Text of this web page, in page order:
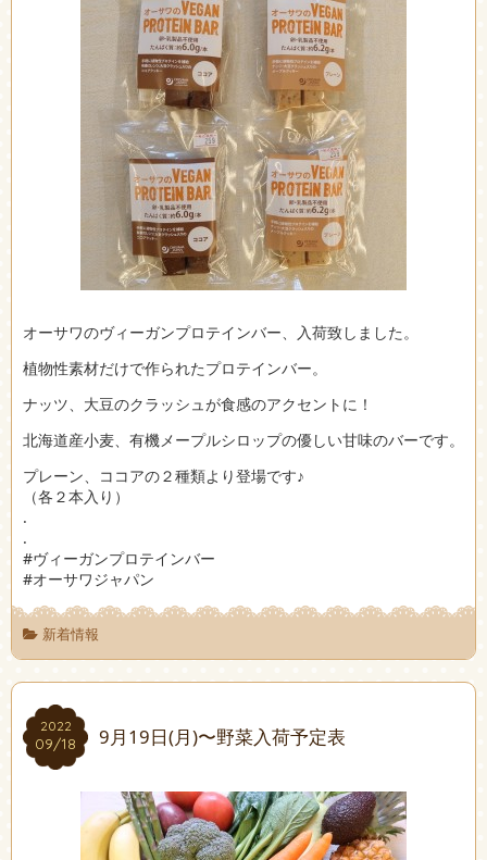
オーサワのヴィーガンプロテインバー、入荷致しました。
植物性素材だけで作られたプロテインバー。
ナッツ、大豆のクラッシュが食感のアクセントに！
北海道産小麦、有機メープルシロップの優しい甘味のバーです。
プレーン、ココアの２種類より登場です♪
（各２本入り）
.
.
#ヴィーガンプロテインバー
#オーサワジャパン
新着情報
2022
09/18
2022
09/18 9月19日(月)〜野菜入荷予定表